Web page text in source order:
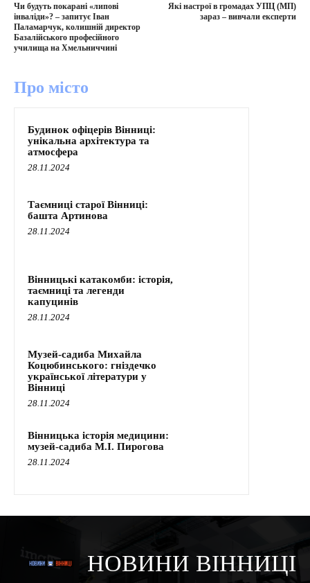
Чи будуть покарані «липові
інваліди»? – запитує Іван
Паламарчук, колишній директор
Базалійського професійного
училища на Хмельниччині
Які настрої в громадах УПЦ (МП)
зараз – вивчали експерти
Про місто
Будинок офіцерів Вінниці:
унікальна архітектура та
атмосфера
28.11.2024
Таємниці старої Вінниці:
башта Артинова
28.11.2024
Вінницькі катакомби: історія,
таємниці та легенди
капуцинів
28.11.2024
Музей-садиба Михайла
Коцюбинського: гніздечко
української літератури у
Вінниці
28.11.2024
Вінницька історія медицини:
музей-садиба М.І. Пирогова
28.11.2024
НОВИНИ ВІННИЦІ